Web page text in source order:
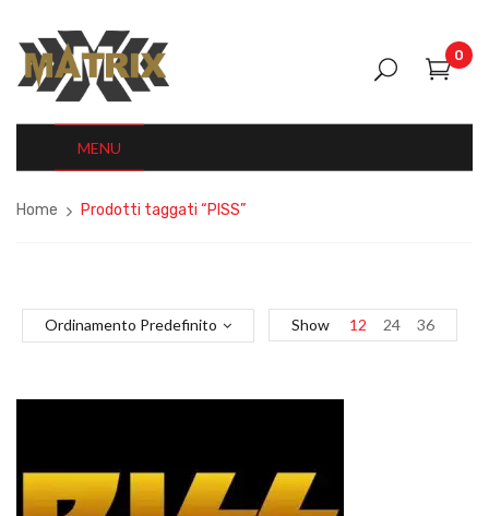
0
MENU
Home Prodotti taggati “PISS”
Ordinamento Predefinito Show 12 24 36